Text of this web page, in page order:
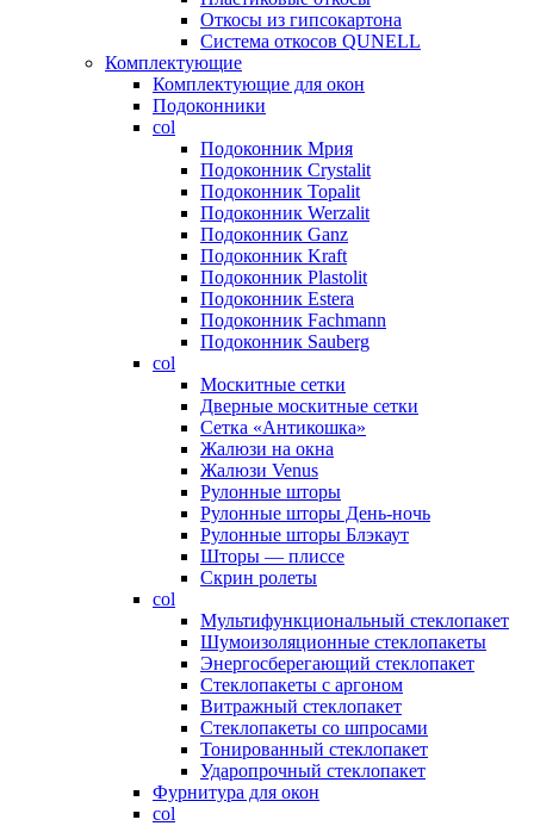
Откосы из гипсокартона
Система откосов QUNELL
Комплектующие
Комплектующие для окон
Подоконники
col
Подоконник Мрия
Подоконник Crystalit
Подоконник Topalit
Подоконник Werzalit
Подоконник Ganz
Подоконник Kraft
Подоконник Plastolit
Подоконник Estera
Подоконник Fachmann
Подоконник Sauberg
col
Москитные сетки
Дверные москитные сетки
Сетка «Антикошка»
Жалюзи на окна
Жалюзи Venus
Рулонные шторы
Рулонные шторы День-ночь
Рулонные шторы Блэкаут
Шторы — плиссе
Скрин ролеты
col
Мультифункциональный стеклопакет
Шумоизоляционные стеклопакеты
Энергосберегающий стеклопакет
Стеклопакеты с аргоном
Витражный стеклопакет
Стеклопакеты со шпросами
Тонированный стеклопакет
Ударопрочный стеклопакет
Фурнитура для окон
col